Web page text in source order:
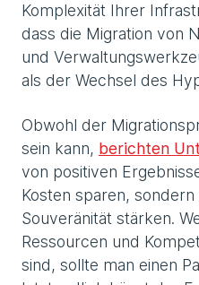
Komplexität Ihrer
dass die Migration von
und
als der Wechsel des
Obwohl der
sein kann, berichten
von positiven
Kosten sparen,
Souveränität stärken.
Ressourcen und
sind, sollte man einen